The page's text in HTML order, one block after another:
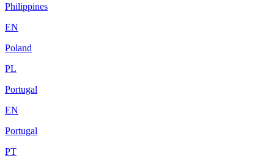
Philippines
EN
Poland
PL
Portugal
EN
Portugal
PT